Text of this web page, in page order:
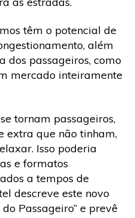
têm o potencial de
além
dos passageiros, como
mercado inteiramente
tornam passageiros,
extra que não tinham,
Isso poderia
e formatos
a tempos de
descreve este novo
Passageiro” e prevê